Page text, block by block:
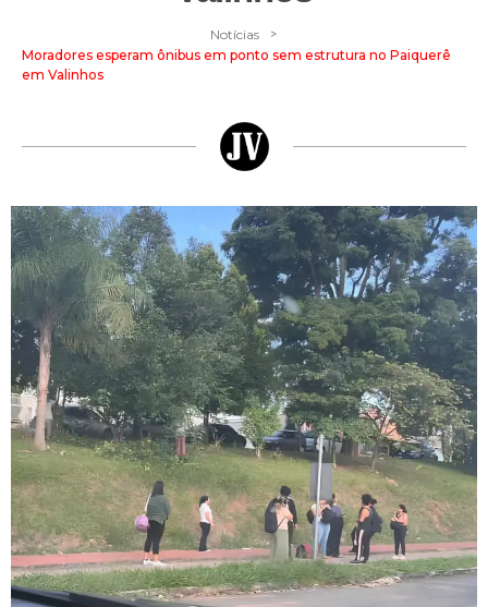
Notícias >
Moradores esperam ônibus em ponto sem estrutura no Paiquerê
em Valinhos